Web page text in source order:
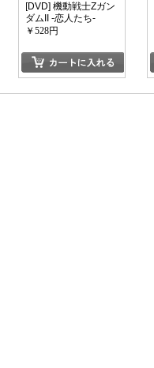
[DVD] 機動戦士Zガン
ダムII -恋人たち-
￥528円